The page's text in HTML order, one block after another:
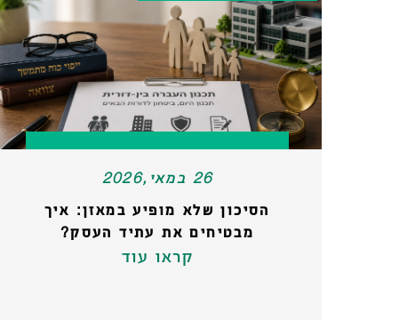
26 במאי,2026
הסיכון שלא מופיע במאזן: איך
מבטיחים את עתיד העסק?
קראו עוד